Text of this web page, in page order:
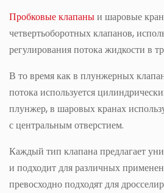
Пробковые клапаныи шаровые
четвертьоборотных клапанов,
регулирования потока жидкости в
В то время как в плунжерных
потока используется
плунжер, в шаровых кранах
с центральным отверстием.
Каждый тип клапана предлагает
и подходит для различных
превосходно подходят для